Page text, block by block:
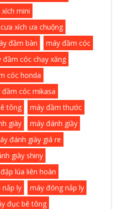
mini
xích ưa chuộng
đầm bàn
máy đầm cóc
đầm cóc chạy xăng
cóc honda
đầm cóc mikasa
tông
máy đầm thước
giày
máy đánh giầy
đánh giày giá re
giày shiny
lúa liên hoàn
nắp ly
máy đóng nắp ly
đục bê tông